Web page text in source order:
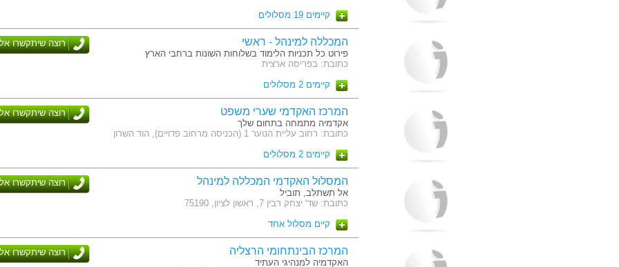
קיימים 19 מסלולים
המכללה למינהל - ראשי
פירוט כל תכניות הלימוד בשלוחות השונות ברחבי הארץ
כתובת: בפריסה ארצית
רוצה שיתקשרו
קיימים 2 מסלולים
המרכז האקדמי שערי משפט
אקדמיה מתמחה בתחום שלך
כתובת: רחוב עליית הנוער 1 (הכניסה מרחוב פדויים), הוד השרון
רוצה שיתקשרו
קיימים 2 מסלולים
המסלול האקדמי המכללה למינהל
אל תשתלב, תוביל
כתובת: שד' יצחק רבין 7, ראשון לציון, 75190
רוצה שיתקשרו
קיים מסלול אחד
המרכז הבינתחומי הרצליה
האקדמיה למנהיגי העתיד
רוצה שיתקשרו